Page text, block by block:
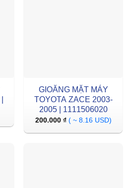
GIOĂNG MẶT MÁY
TOYOTA ZACE 2003-
2005 | 1111506020
200.000 ₫ ( ~ 8.16 USD)